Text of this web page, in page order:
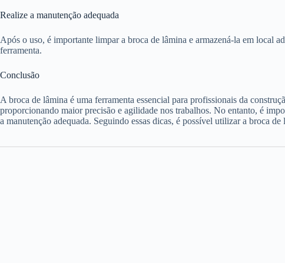
Realize a manutenção adequada
Após o uso, é importante limpar a broca de lâmina e armazená-la em local
ferramenta.
Conclusão
A broca de lâmina é uma ferramenta essencial para profissionais da
proporcionando maior precisão e agilidade nos trabalhos. No entanto, é
a manutenção adequada. Seguindo essas dicas, é possível utilizar a broca